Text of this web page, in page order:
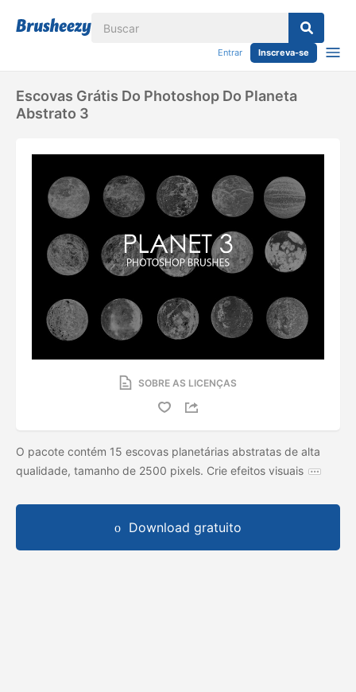
Entrar Inscreva-se
Escovas Grátis Do Photoshop Do Planeta
Abstrato 3
SOBRE AS LICENÇAS
O pacote contém 15 escovas planetárias abstratas de alta
qualidade, tamanho de 2500 pixels. Crie efeitos visuais
Download gratuito